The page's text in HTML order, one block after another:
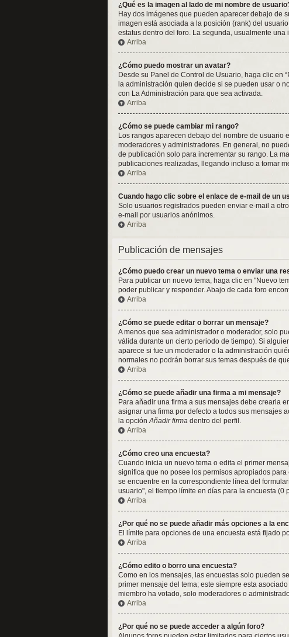
¿Qué es la imagen al lado de mi nombre de
Hay dos imágenes que pueden aparecer debajo de
imagen está asociada a la posición (rank) del
estatus dentro del foro. La segunda, usualmente
Arriba
¿Cómo puedo mostrar un avatar?
Desde su Panel de Control de Usuario, haga clic en
la administración quien decide si se pueden usar o
con La Administración para que sea activada.
Arriba
¿Cómo se puede cambiar mi rango?
Los rangos aparecen debajo del nombre de
moderadores y administradores. En general, no
de publicación solo para incrementar su rango. La
publicaciones realizadas, llegando incluso a tomar
Arriba
Cuando hago clic sobre el enlace de e-mail de un
Solo usuarios registrados pueden enviar e-mail a
e-mail por usuarios anónimos.
Arriba
Publicación de mensajes
¿Cómo puedo crear un nuevo tema o enviar una
Para publicar un nuevo tema, haga clic en "Nuevo
poder publicar y responder. Abajo de cada foro
Arriba
¿Cómo se puede editar o borrar un mensaje?
A menos que sea administrador o moderador, solo
válida durante un cierto periodo de tiempo). Si
aparece si fue un moderador o la administración
normales no podrán borrar sus temas después de
Arriba
¿Cómo se puede añadir una firma a mi mensaje?
Para añadir una firma a sus mensajes debe crearla
asignar una firma por defecto a todos sus mensajes
la opciónAñadir firma dentro del perfil.
Arriba
¿Cómo creo una encuesta?
Cuando inicia un nuevo tema o edita el primer
significa que no posee los permisos apropiados
se encuentre en la correspondiente línea del
usuario", el tiempo límite en días para la encuesta
Arriba
¿Por qué no se puede añadir más opciones a la
El límite para opciones de una encuesta está fijado
Arriba
¿Cómo edito o borro una encuesta?
Como en los mensajes, las encuestas solo pueden
primer mensaje del tema; este siempre esta
miembro ha votado, solo moderadores o
Arriba
¿Por qué no se puede acceder a algún foro?